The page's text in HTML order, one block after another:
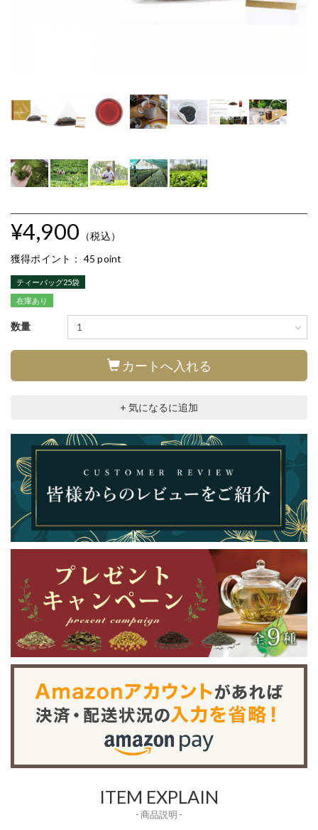
¥4,900 （税込）
獲得ポイント： 45 point
ティーバッグ25袋
在庫あり
数量
カートへ入れる
+ 気になるに追加
ITEM EXPLAIN
- 商品説明 -